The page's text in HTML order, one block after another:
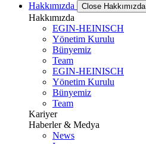
Hakkımızda
Close Hakkımızda
Hakkımızda
EGIN-HEINISCH
Yönetim Kurulu
Bünyemiz
Team
EGIN-HEINISCH
Yönetim Kurulu
Bünyemiz
Team
Kariyer
Haberler & Medya
News